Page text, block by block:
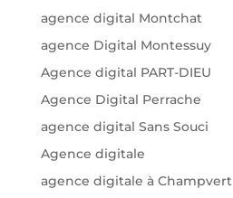
agence digital Montchat
agence Digital Montessuy
Agence digital PART-DIEU
Agence Digital Perrache
agence digital Sans Souci
Agence digitale
agence digitale à Champvert